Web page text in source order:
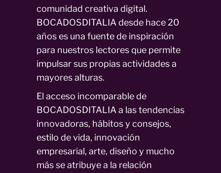
comunidad creativa digital.
BOCADOSDITALIA desde hace 20
años es una fuente de inspiración
para nuestros lectores que permite
impulsar sus propias actividades a
mayores alturas.
El acceso incomparable de
BOCADOSDITALIA a las tendencias
innovadoras, hábitos y consejos,
estilo de vida, innovación
empresarial, arte, diseño y mucho
más se atribuye a la relación